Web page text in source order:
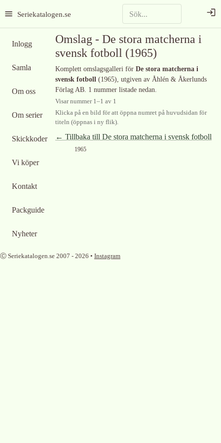
Seriekatalogen.se
Inlogg
Samla
Om oss
Om serier
Skickkoder
Vi köper
Kontakt
Packguide
Nyheter
Omslag - De stora matcherna i
svensk fotboll (1965)
Komplett omslagsgalleri för De stora matcherna i
svensk fotboll (1965), utgiven av Åhlén & Åkerlunds
Förlag AB. 1 nummer listade nedan.
Visar nummer 1–1 av 1
Klicka på en bild för att öppna numret på huvudsidan för
titeln (öppnas i ny flik).
← Tillbaka till De stora matcherna i svensk fotboll
1965
Ⓒ Seriekatalogen.se 2007 - 2026 • Instagram